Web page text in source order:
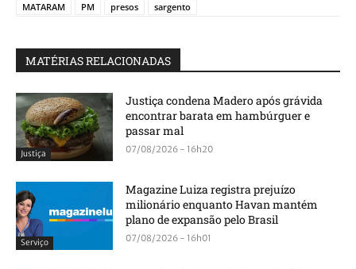
MATARAM
PM presos sargento
MATÉRIAS RELACIONADAS
Justiça
Justiça condena Madero após grávida
encontrar barata em hambúrguer e
passar mal
07/08/2026 - 16h20
Serviço
Magazine Luiza registra prejuízo
milionário enquanto Havan mantém
plano de expansão pelo Brasil
07/08/2026 - 16h01